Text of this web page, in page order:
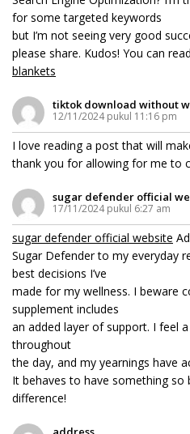
for some targeted keywords
but I’m not seeing very good
please share. Kudos! You can
blankets
tiktok download without
12/11/2024 pukul 11:16 pm
I love reading a post that will
thank you for allowing for me to
sugar defender official
17/11/2024 pukul 6:27 am
sugar defender official website
Sugar Defender to my everyday
best decisions I’ve
made for my wellness. I beware
supplement includes
an added layer of support. I feel
throughout
the day, and my yearnings have
It behaves to have something so
difference!